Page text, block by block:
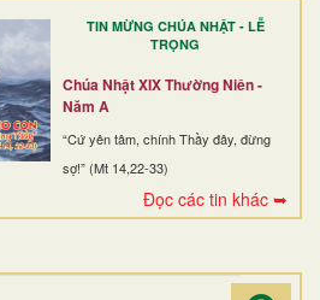
TIN MỪNG CHÚA NHẬT - LỄ
TRỌNG
Chúa Nhật XIX Thường Niên -
Năm A
“Cứ yên tâm, chính Thầy đây, đừng
sợ!” (Mt 14,22-33)
Đọc các tin khác ➥